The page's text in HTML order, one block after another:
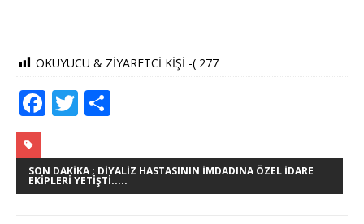
OKUYUCU & ZİYARETCİ KİŞİ -( 277
F
c
e
T
it
te
ar
e
SON DAKIKA ; DIYALIZ HASTASININ İMDADINA ÖZEL İDARE
EKIPLERI YETIŞTI.....